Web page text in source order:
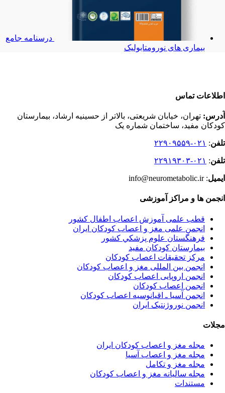
درسنامه جامع
بیماری های نورومتابولیک
اطلاعات تماس
آدرس: تهران، خیابان شریعتی، بالاتر از حسینیه ارشاد، بیمارستان
کودکان مفید، ساختمان شماره یک
تلفن: ۰۲۱-۲۲۹۰۹۵۵۹
تلفن: ۰۲۱-۲۲۹۱۹۳۰۳
ایمیل: info@neurometabolic.ir
انجمن ها و مراکز آموزشی
قطب علمی آموزش اعصاب اطفال کشور
انجمن علمی مغز و اعصاب کودکان ایران
فرهنگستان علوم پزشكي كشور
بیمارستان کودکان مفید
مرکز تحقیقات اعصاب کودکان
انجمن بین المللی مغز و اعصاب کودکان
انجمن اروپایی اعصاب کودکان
انجمن اعصاب کودکان
انجمن آسیا ـ اقیانوسیه اعصاب کودکان
انجمن نوروژنتیک ایران
مجلات
مجله مغز و اعصاب کودکان ایران
مجله مغز و اعصاب آسیا
مجله مغز و تکامل
مجله سالیانه مغز و اعصاب کودکان
مستندات